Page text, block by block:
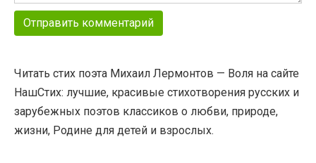
Читать стих поэта Михаил Лермонтов — Воля на сайте
НашСтих: лучшие, красивые стихотворения русских и
зарубежных поэтов классиков о любви, природе,
жизни, Родине для детей и взрослых.